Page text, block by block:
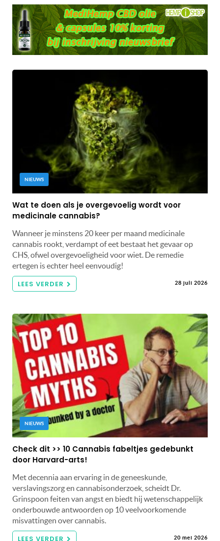
NIEUWS
Wat te doen als je overgevoelig wordt voor
medicinale cannabis?
Wanneer je minstens 20 keer per maand medicinale
cannabis rookt, verdampt of eet bestaat het gevaar op
CHS, ofwel overgevoeligheid voor wiet. De remedie
ertegen is echter heel eenvoudig!
LEES VERDER 28 juli 2026
NIEUWS
Check dit >> 10 Cannabis fabeltjes gedebunkt
door Harvard-arts!
Met decennia aan ervaring in de geneeskunde,
verslavingszorg en cannabisonderzoek, scheidt Dr.
Grinspoon feiten van angst en biedt hij wetenschappelijk
onderbouwde antwoorden op 10 veelvoorkomende
misvattingen over cannabis.
LEES VERDER 20 mei 2026